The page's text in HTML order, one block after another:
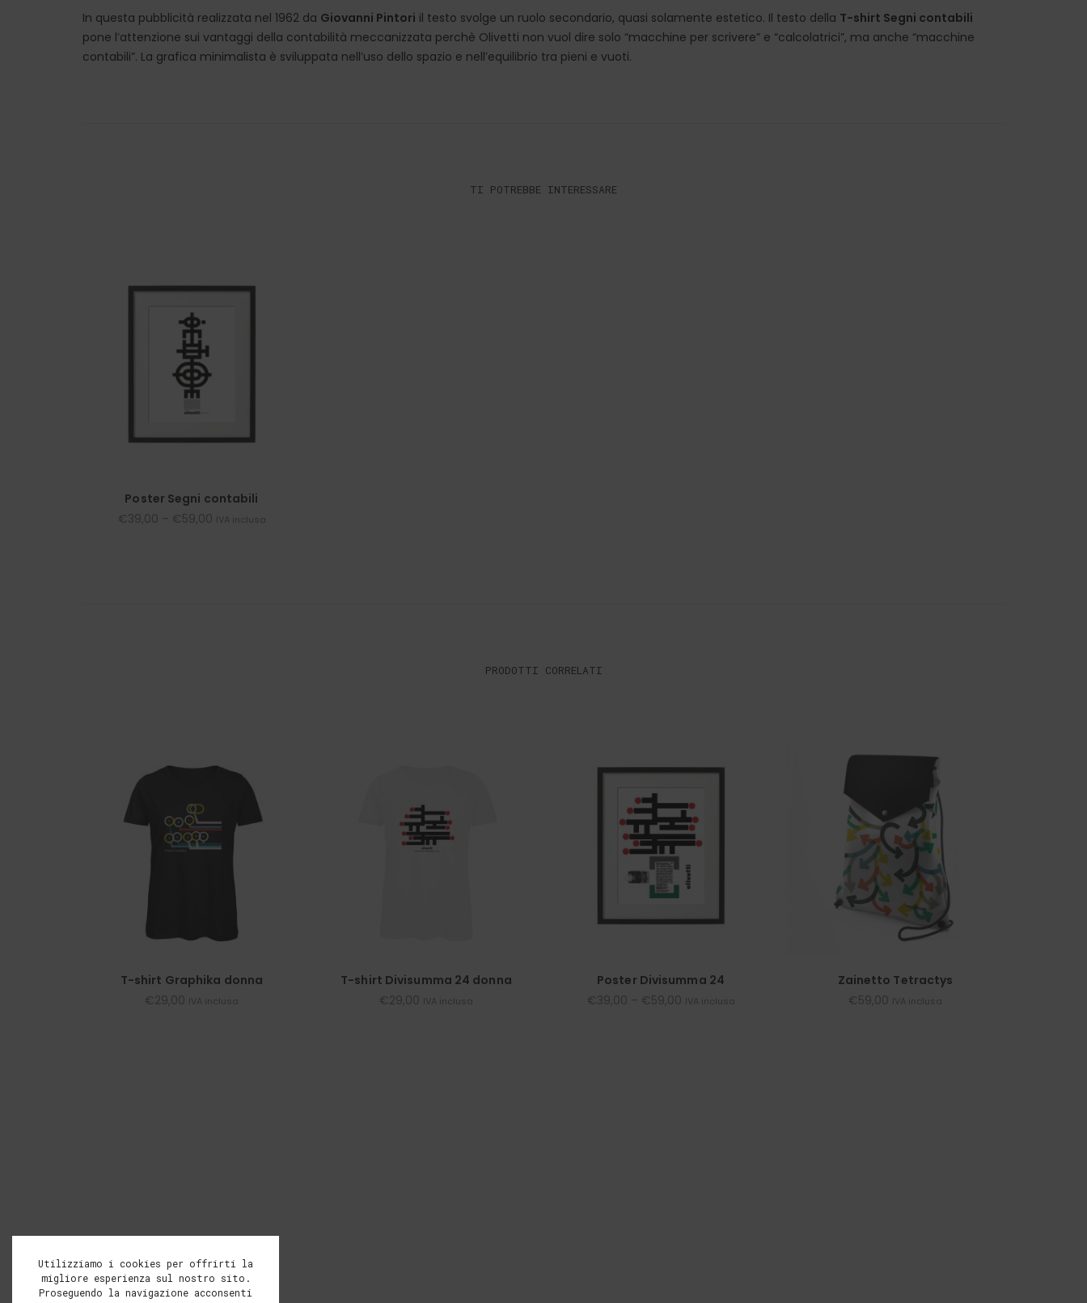
In questa pubblicità realizzata nel 1962 da Giovanni Pintori il testo svolge un ruolo secondario, quasi solamente estetico. Il testo della T-shirt Segni contabili
pone l’attenzione sui vantaggi della contabilità meccanizzata perchè Olivetti non vuol dire solo “macchine per scrivere” e “calcolatrici”, ma anche “macchine
contabili”. La grafica minimalista è sviluppata nell’uso dello spazio e nell’equilibrio tra pieni e vuoti.
TI POTREBBE INTERESSARE
Poster Segni contabili
€39,00 – €59,00 IVA inclusa
PRODOTTI CORRELATI
T-shirt Graphika donna
€29,00 IVA inclusa
T-shirt Divisumma 24 donna
€29,00 IVA inclusa
Poster Divisumma 24
€39,00 – €59,00 IVA inclusa
Zainetto Tetractys
€59,00 IVA inclusa
Utilizziamo i cookies per offrirti la
migliore esperienza sul nostro sito.
Proseguendo la navigazione acconsenti